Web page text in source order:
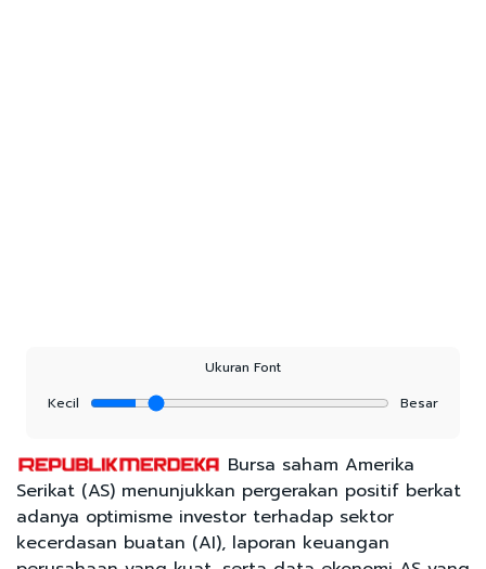
Ukuran Font
Kecil
Besar
Bursa saham Amerika
Serikat (AS) menunjukkan pergerakan positif berkat
adanya optimisme investor terhadap sektor
kecerdasan buatan (AI), laporan keuangan